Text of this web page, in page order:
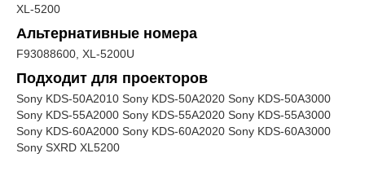
XL-5200
Альтернативные номера
F93088600, XL-5200U
Подходит для проекторов
Sony KDS-50A2010 Sony KDS-50A2020 Sony KDS-50A3000
Sony KDS-55A2000 Sony KDS-55A2020 Sony KDS-55A3000
Sony KDS-60A2000 Sony KDS-60A2020 Sony KDS-60A3000
Sony SXRD XL5200